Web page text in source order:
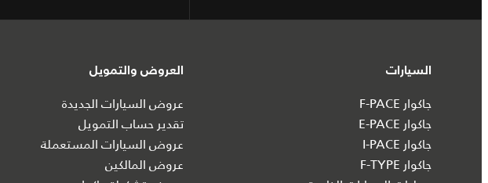
السيارات
جاكوار F-PACE
جاكوار E-PACE
جاكوار I‑PACE
جاكوار F-TYPE
العروض والتمويل
عروض السيارات الجديدة
تقدير حساب التمويل
عروض السيارات المستعملة
عروض المالكين